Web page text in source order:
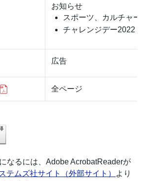
お知らせ
スポーツ、カルチャー
チャレンジデー2022
広告
全ページ
なるには、Adobe AcrobatReaderが
テムズ社サイト（外部サイト）
より